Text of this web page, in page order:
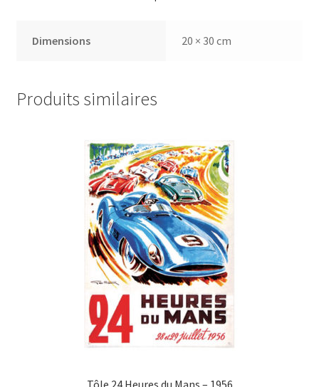
Dimensions 20 × 30 cm
Produits similaires
Tôle 24 Heures du Mans – 1956